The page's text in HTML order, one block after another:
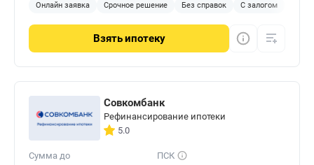
Онлайн заявка Срочное решение Без справок С залогом
Взятьипотеку
Совкомбанк
Рефинансирование ипотеки
5.0
Сумма до
ПСК